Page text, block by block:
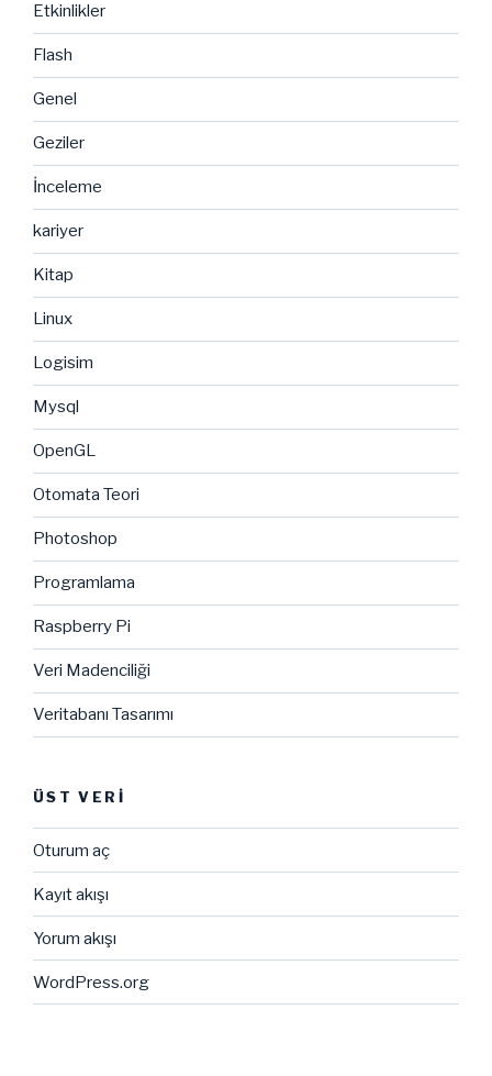
Etkinlikler
Flash
Genel
Geziler
İnceleme
kariyer
Kitap
Linux
Logisim
Mysql
OpenGL
Otomata Teori
Photoshop
Programlama
Raspberry Pi
Veri Madenciliği
Veritabanı Tasarımı
ÜST VERI
Oturum aç
Kayıt akışı
Yorum akışı
WordPress.org